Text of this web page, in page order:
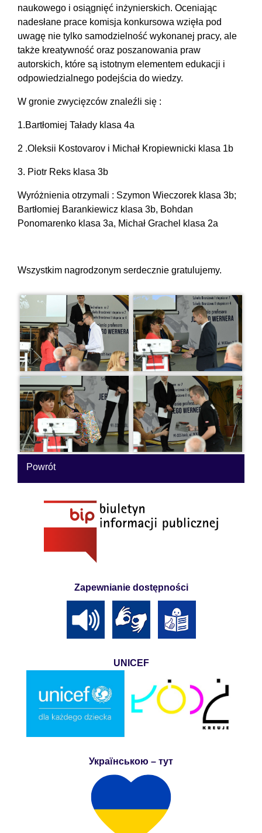
naukowego i osiągnięć inżynierskich. Oceniając
nadesłane prace komisja konkursowa wzięła pod
uwagę nie tylko samodzielność wykonanej pracy, ale
także kreatywność oraz poszanowania praw
autorskich, które są istotnym elementem edukacji i
odpowiedzialnego podejścia do wiedzy.
W gronie zwycięzców znaleźli się :
1.Bartłomiej Tałady klasa 4a
2 .Oleksii Kostovarov i Michał Kropiewnicki klasa 1b
3. Piotr Reks klasa 3b
Wyróżnienia otrzymali : Szymon Wieczorek klasa 3b;
Bartłomiej Barankiewicz klasa 3b, Bohdan
Ponomarenko klasa 3a, Michał Grachel klasa 2a
Wszystkim nagrodzonym serdecznie gratulujemy.
Powrót
Zapewnianie dostępności
UNICEF
Українською – тут